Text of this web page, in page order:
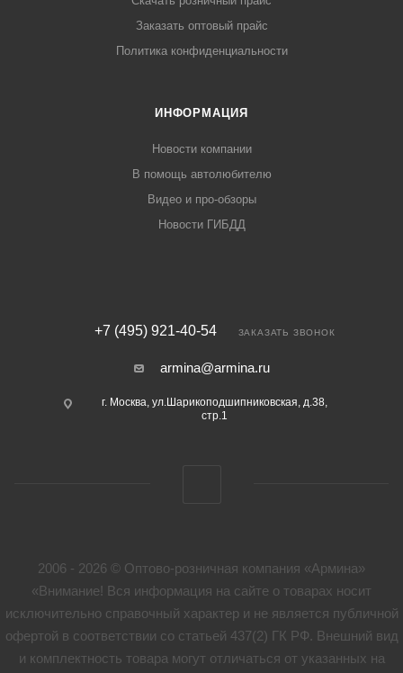
Заказать оптовый прайс
Политика конфиденциальности
ИНФОРМАЦИЯ
Новости компании
В помощь автолюбителю
Видео и про-обзоры
Новости ГИБДД
+7 (495) 921-40-54 ЗАКАЗАТЬ ЗВОНОК
armina@armina.ru
г. Москва, ул.Шарикоподшипниковская, д.38,
стр.1
2006 - 2026 © Оптово-розничная компания «Армина»
«Внимание! Вся информация на сайте о товарах носит
исключительно справочный характер и не является публичной
офертой в соответствии со статьей 437(2) ГК РФ. Внешний вид
и комплектность товара могут отличаться от указанных на